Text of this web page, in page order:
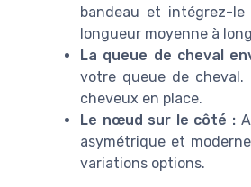
bandeau et intégrez-
longueur moyenne à
La queue de cheval
votre queue de
cheveux en place.
Le nœud sur le côté :
asymétrique et
variations options.